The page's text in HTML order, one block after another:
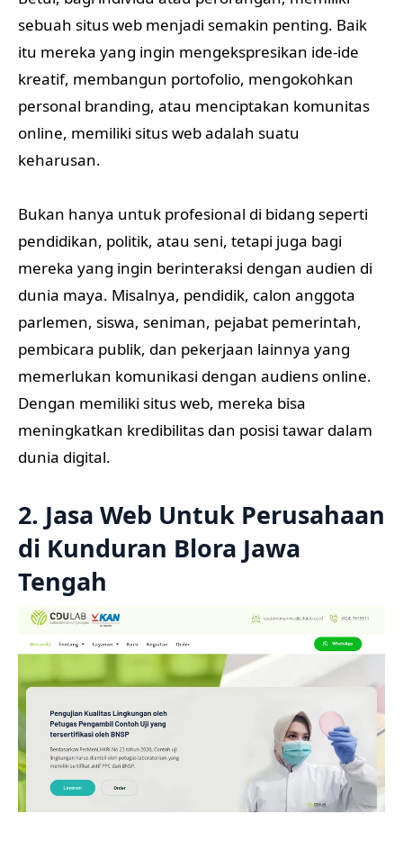
sebuah situs web menjadi semakin penting. Baik
itu mereka yang ingin mengekspresikan ide-ide
kreatif, membangun portofolio, mengokohkan
personal branding, atau menciptakan komunitas
online, memiliki situs web adalah suatu
keharusan.
Bukan hanya untuk profesional di bidang seperti
pendidikan, politik, atau seni, tetapi juga bagi
mereka yang ingin berinteraksi dengan audien di
dunia maya. Misalnya, pendidik, calon anggota
parlemen, siswa, seniman, pejabat pemerintah,
pembicara publik, dan pekerjaan lainnya yang
memerlukan komunikasi dengan audiens online.
Dengan memiliki situs web, mereka bisa
meningkatkan kredibilitas dan posisi tawar dalam
dunia digital.
2. Jasa Web Untuk Perusahaan
di Kunduran Blora Jawa
Tengah